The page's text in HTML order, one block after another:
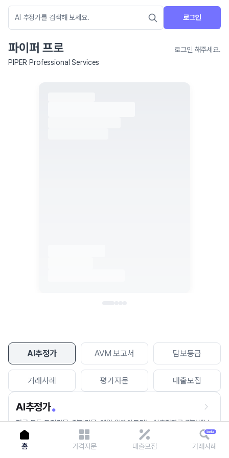
로그인
파이퍼 프로
로그인 해주세요.
PIPER Professional Services
AI추정가 AVM 보고서 담보등급
거래사례 평가자문 대출모집
AI추정가
전국 모든 토지건물, 집합건물, 매월 업데이트되는 AI추정가를 경험해보
세요.
홈 가격자문 대출모집 거래사례